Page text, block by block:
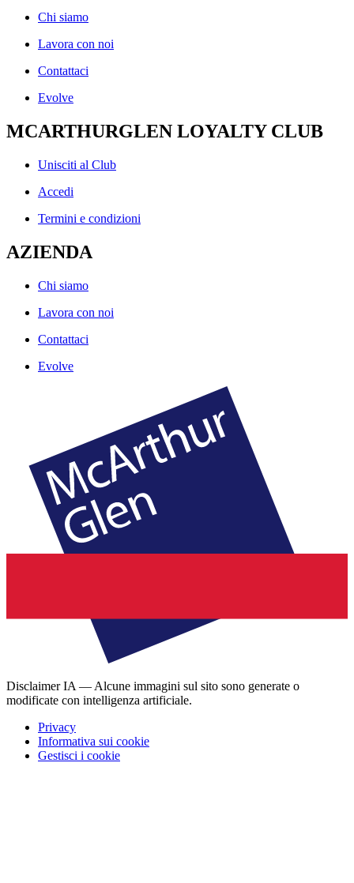
Chi siamo
Lavora con noi
Contattaci
Evolve
MCARTHURGLEN LOYALTY CLUB
Unisciti al Club
Accedi
Termini e condizioni
AZIENDA
Chi siamo
Lavora con noi
Contattaci
Evolve
Disclaimer IA — Alcune immagini sul sito sono generate o
modificate con intelligenza artificiale.
Privacy
Informativa sui cookie
Gestisci i cookie